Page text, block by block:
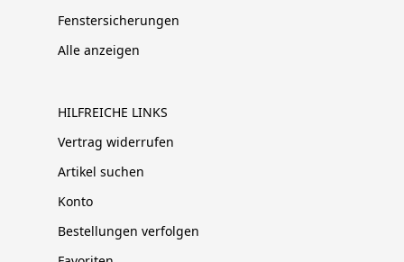
Fenstersicherungen
Alle anzeigen
HILFREICHE LINKS
Vertrag widerrufen
Artikel suchen
Konto
Bestellungen verfolgen